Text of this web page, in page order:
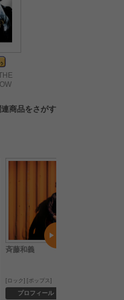
商品をさがす
斉藤和義
プロフィール
ロック ポップス